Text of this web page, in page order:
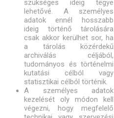
szükséges ideig tegye
lehetővé. A személyes
adatok ennél hosszabb
ideig történő tárolására
csak akkor kerülhet sor, ha
a tárolás közérdekű
archiválás céljából,
tudományos és történelmi
kutatási célból vagy
statisztikai célból történik.
A személyes adatok
kezelését oly módon kell
végezni, hogy megfelelő